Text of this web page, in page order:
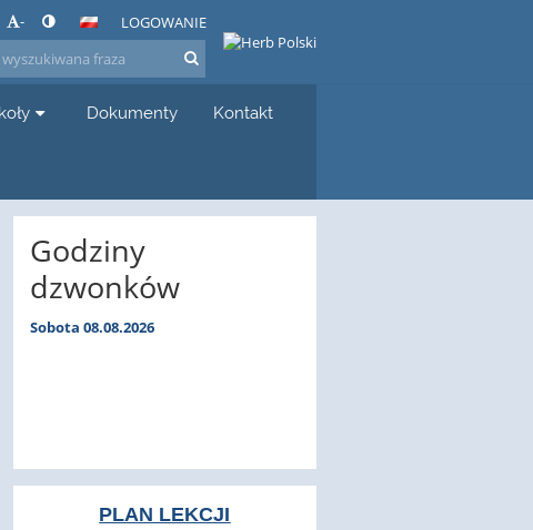
- LOGOWANIE
Dokumenty Kontakt
Godziny
dzwonków
Sobota 08.08.2026
PLAN LEKCJI